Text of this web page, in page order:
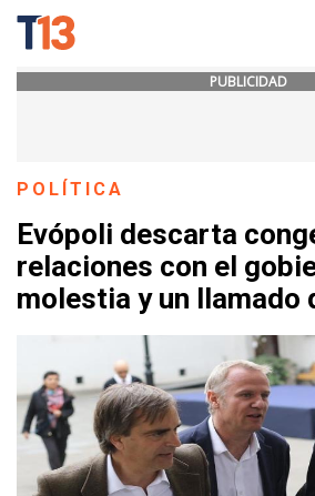
PUBLICIDAD
POLÍTICA
Evópoli descarta
relaciones con el
molestia y un llamado